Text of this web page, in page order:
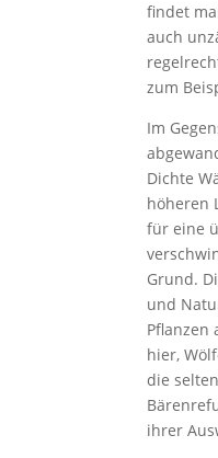
findet
auch
zum
Im
Dichte
höheren
für eine
Grund.
und
Pflanzen
hier,
die
ihrer